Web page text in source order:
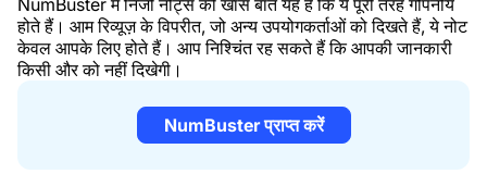
NumBuster में निजी नोट्स की खास बात यह है कि ये पूरी तरह गोपनीय
होते हैं। आम रिव्यूज़ के विपरीत, जो अन्य उपयोगकर्ताओं को दिखते हैं, ये नोट
केवल आपके लिए होते हैं। आप निश्चिंत रह सकते हैं कि आपकी जानकारी
किसी और को नहीं दिखेगी।
NumBuster प्राप्त करें